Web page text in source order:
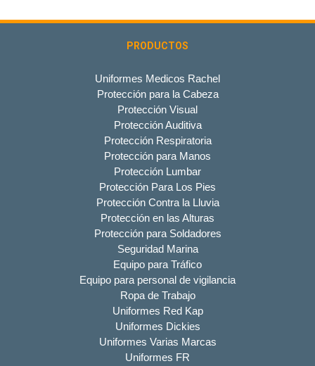
PRODUCTOS
Uniformes Medicos Rachel
Protección para la Cabeza
Protección Visual
Protección Auditiva
Protección Respiratoria
Protección para Manos
Protección Lumbar
Protección Para Los Pies
Protección Contra la Lluvia
Protección en las Alturas
Protección para Soldadores
Seguridad Marina
Equipo para Tráfico
Equipo para personal de vigilancia
Ropa de Trabajo
Uniformes Red Kap
Uniformes Dickies
Uniformes Varias Marcas
Uniformes FR